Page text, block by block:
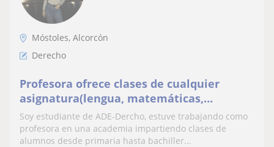
Móstoles, Alcorcón
Derecho
Profesora ofrece clases de cualquier
asignatura(lengua, matemáticas,
historia,etc) actualmente estudiando
doble grado en ADE-Derecho
Soy estudiante de ADE-Dercho, estuve trabajando como
profesora en una academia impartiendo clases de
alumnos desde primaria hasta bachiller...